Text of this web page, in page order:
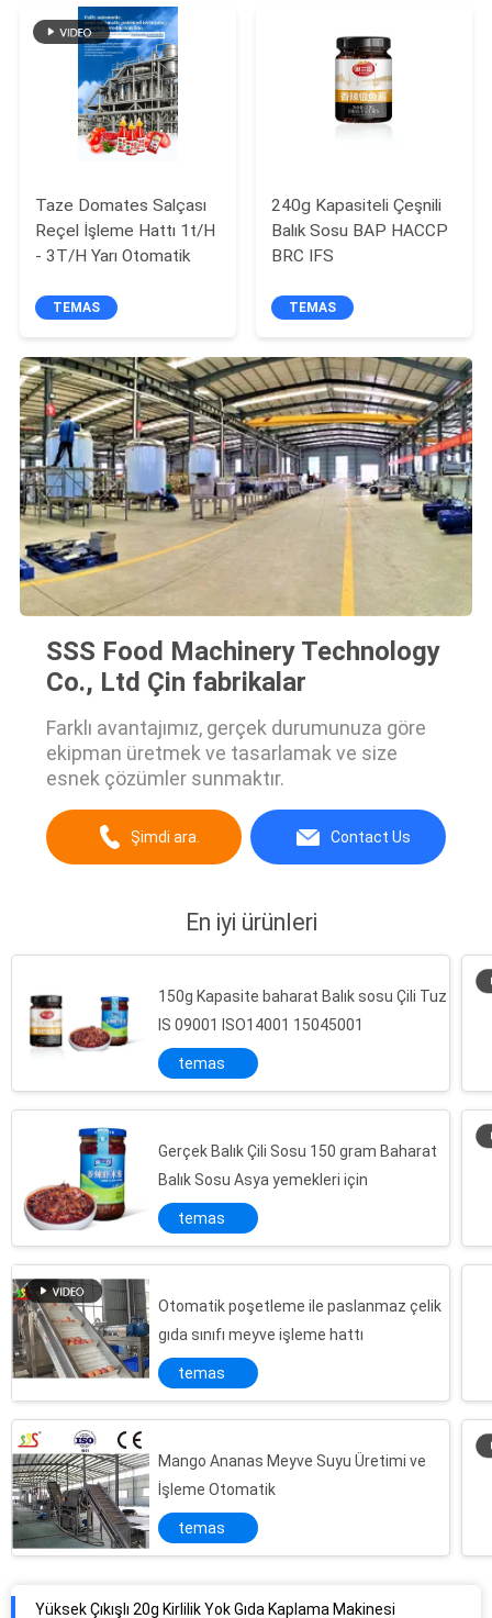
Taze Domates Salçası
Reçel İşleme Hattı 1t/H
- 3T/H Yarı Otomatik
TEMAS
240g Kapasiteli Çeşnili
Balık Sosu BAP HACCP
BRC IFS
TEMAS
SSS Food Machinery Technology
Co., Ltd Çin fabrikalar
Farklı avantajımız, gerçek durumunuza göre
ekipman üretmek ve tasarlamak ve size
esnek çözümler sunmaktır.
Şimdi ara. Contact Us
En iyi ürünleri
150g Kapasite baharat Balık sosu Çili Tuz
IS 09001 ISO14001 15045001
temas
Gerçek Balık Çili Sosu 150 gram Baharat
Balık Sosu Asya yemekleri için
temas
Otomatik poşetleme ile paslanmaz çelik
gıda sınıfı meyve işleme hattı
temas
Mango Ananas Meyve Suyu Üretimi ve
İşleme Otomatik
temas
Yüksek Çıkışlı 20g Kirlilik Yok Gıda Kaplama Makinesi